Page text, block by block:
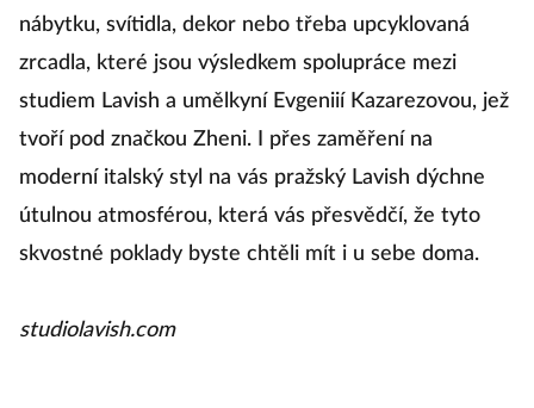
nábytku, svítidla, dekor nebo třeba upcyklovaná
zrcadla, které jsou výsledkem spolupráce mezi
studiem Lavish a umělkyní Evgeniií Kazarezovou, jež
tvoří pod značkou Zheni. I přes zaměření na
moderní italský styl na vás pražský Lavish dýchne
útulnou atmosférou, která vás přesvědčí, že tyto
skvostné poklady byste chtěli mít i u sebe doma.
studiolavish.com